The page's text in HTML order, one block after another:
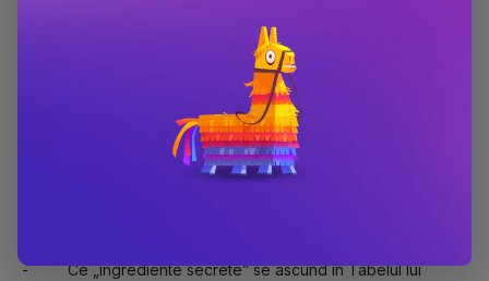
de ce obosesc, de ce au nevoie de somn și de ce
„ Cartea explică foarte bine lucruri pe care copiii le simt,
dar nu le înțeleg: respirația, oboseala, durerea
musculară. Fiica mea a spus de mai multe ori «a, deci de-
-         Ce „ingrediente secrete” se ascund în Tabelul lui